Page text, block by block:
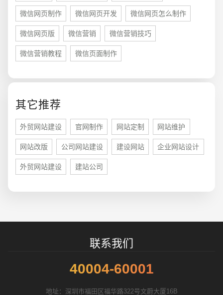
微信网页制作 微信网页开发 微信网页怎么制作
微信网页版 微信营销 微信营销技巧
微信营销教程 微信页面制作
其它推荐
外贸网站建设 官网制作 网站定制 网站维护
网站改版 公司网站建设 建设网站 企业网站设计
外贸网站建设 建站公司
联系我们
40004-60001
地址：深圳市福田区福华路322号文蔚大厦16B
招标项目